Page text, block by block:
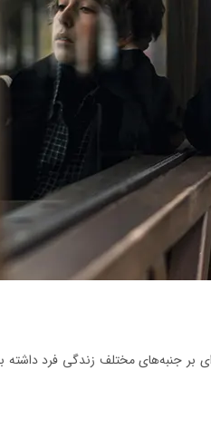
بر جنبه‌های مختلف زندگی فرد داشته